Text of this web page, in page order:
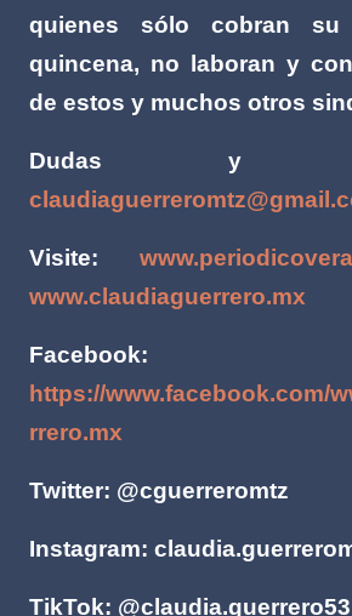
quienes sólo cobran su
quincena, no laboran y
de estos y muchos otros
Dudas y
Visite:
www.claudiaguerrero.mx
Facebook:
https://www.facebook.com/
rrero.mx
Twitter: @cguerreromtz
Instagram:
TikTok: @claudia.guerrero53